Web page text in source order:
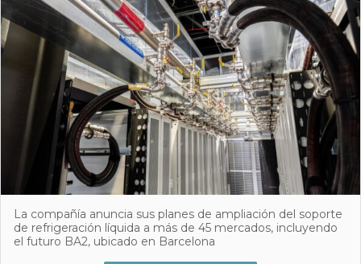
La compañía anuncia sus planes de ampliación del soporte
de refrigeración líquida a más de 45 mercados, incluyendo
el futuro BA2, ubicado en Barcelona